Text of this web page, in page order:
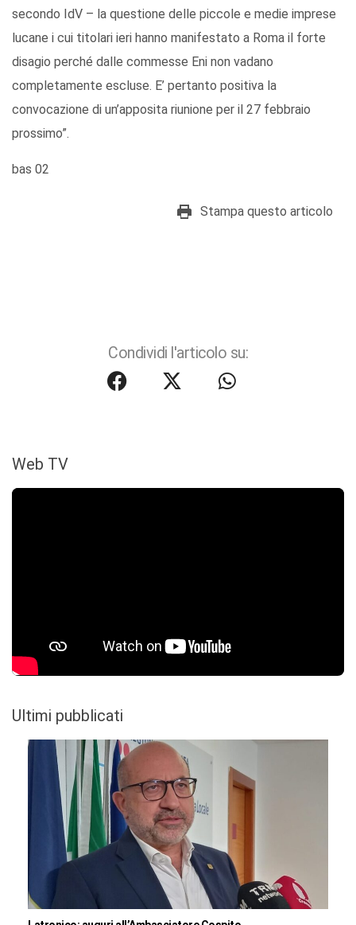
secondo IdV – la questione delle piccole e medie imprese
lucane i cui titolari ieri hanno manifestato a Roma il forte
disagio perché dalle commesse Eni non vadano
completamente escluse. E’ pertanto positiva la
convocazione di un’apposita riunione per il 27 febbraio
prossimo”.
bas 02
Stampa questo articolo
Condividi l'articolo su:
Web TV
Ultimi pubblicati